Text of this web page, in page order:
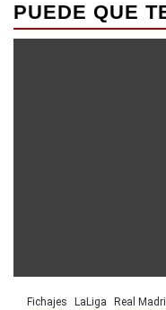
PUEDE QUE
Fichajes LaLiga Real